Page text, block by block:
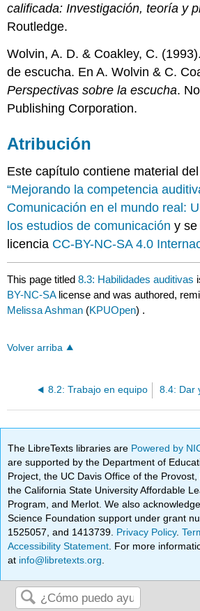
calificada: Investigación, teoría y
Routledge.
Wolvin, A. D. & Coakley, C.
de escucha. En A. Wolvin & C.
Perspectivas sobre la escucha.
Publishing Corporation.
Atribución
Este capítulo contiene material del
“Mejorando la competencia
Comunicación en el mundo real:
los estudios de comunicación y se
licencia CC-BY-NC-SA 4.0
This page titled8.3: Habilidades auditivas
BY-NC-SA license and was authored,
Melissa Ashman (KPUOpen) .
Volver arriba
8.2: Trabajo en equipo
The LibreTexts libraries are Powered by
are supported by the Department of
Project, the UC Davis Office of the Provost,
the California State University Affordable
Program, and Merlot. We also
Science Foundation support under grant
1525057, and 1413739. Privacy Policy.
Accessibility Statement . For more
at info@libretexts.org